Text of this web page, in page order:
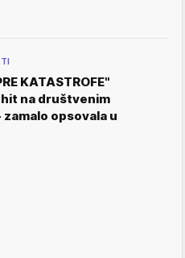
KATASTROFE"
na društvenim
zamalo opsovala u